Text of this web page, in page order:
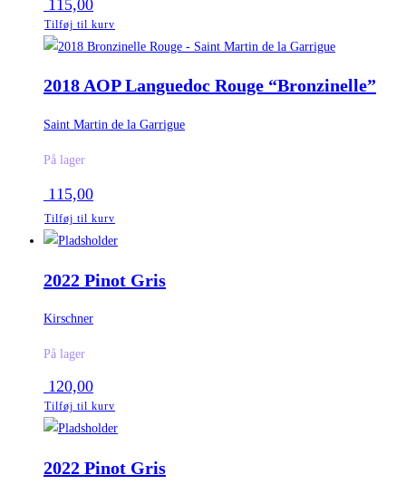
115,00
Tilføj til kurv
2018 AOP Languedoc Rouge “Bronzinelle”
Saint Martin de la Garrigue
På lager
115,00
Tilføj til kurv
2022 Pinot Gris
Kirschner
På lager
120,00
Tilføj til kurv
2022 Pinot Gris